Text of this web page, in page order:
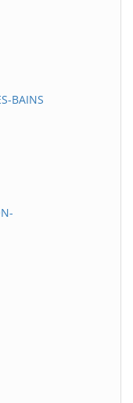
BAINS